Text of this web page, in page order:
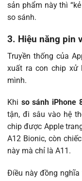
sản phẩm này thì
so sánh.
3. Hiệu năng pin
Truyền thống của
xuất ra con chip xử
mình.
Khi so sánh iPhone
tận, đi sâu vào hệ
chip được Apple
A12 Bionic, còn
này mà chỉ là A11.
Điều này đồng nghĩa